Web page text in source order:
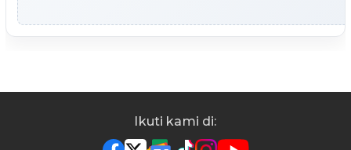
Ikuti kami di: